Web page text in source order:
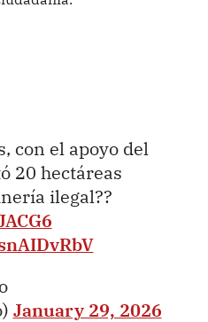
con el apoyo del
20 hectáreas
ilegal??
January 29, 2026